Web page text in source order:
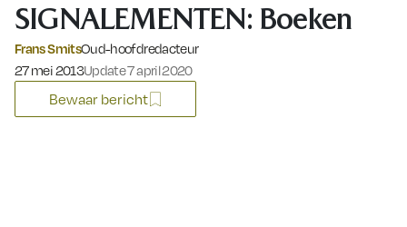
SIGNALEMENTEN: Boeken
Frans SmitsOud-hoofdredacteur
Gepubliceerd op:
27 mei 2013Update 7 april 2020
Bewaar bericht